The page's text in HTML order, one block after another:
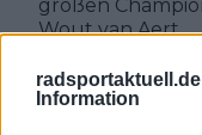
Information
großen
Wout van Aert